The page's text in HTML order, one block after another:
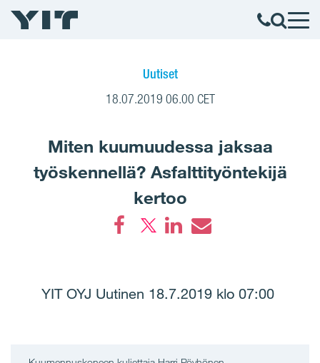
Uutiset
18.07.2019 06.00 CET
Miten kuumuudessa jaksaa
työskennellä? Asfalttityöntekijä
kertoo
YIT OYJ Uutinen 18.7.2019 klo 07:00